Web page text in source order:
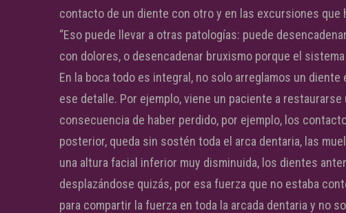
contacto de un diente con otro y en las excursiones
“Eso puede llevar a otras patologías: puede
con dolores, o desencadenar bruxismo porque el
En la boca todo es integral, no solo arreglamos un
ese detalle. Por ejemplo, viene un paciente a
consecuencia de haber perdido, por ejemplo, los
posterior, queda sin sostén toda el arca dentaria, las
una altura facial inferior muy disminuida, los dientes
desplazándose quizás, por esa fuerza que no estaba
para compartir la fuerza en toda la arcada dentaria y no